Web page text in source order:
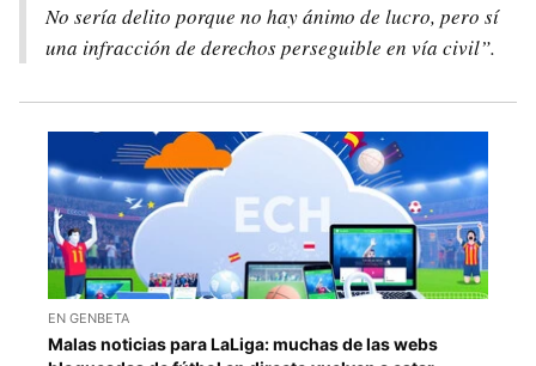
No sería delito porque no hay ánimo de lucro, pero sí
una infracción de derechos perseguible en vía civil”.
EN GENBETA
Malas noticias para LaLiga: muchas de las webs